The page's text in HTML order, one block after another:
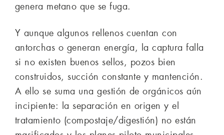
genera metano que se fuga.
Y aunque algunos rellenos cuentan con
antorchas o generan energía, la captura falla
si no existen buenos sellos, pozos bien
construidos, succión constante y mantención.
A ello se suma una gestión de orgánicos aún
incipiente: la separación en origen y el
tratamiento (compostaje/digestión) no están